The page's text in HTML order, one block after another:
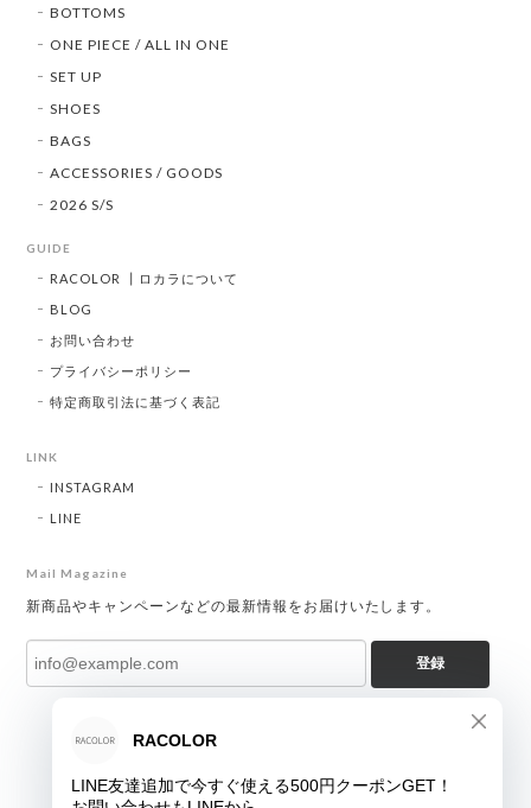
BOTTOMS
ONE PIECE / ALL IN ONE
SET UP
SHOES
BAGS
ACCESSORIES / GOODS
2026 S/S
GUIDE
RACOLOR ┃ロカラについて
BLOG
お問い合わせ
プライバシーポリシー
特定商取引法に基づく表記
LINK
INSTAGRAM
LINE
Mail Magazine
新商品やキャンペーンなどの最新情報をお届けいたします。
登録